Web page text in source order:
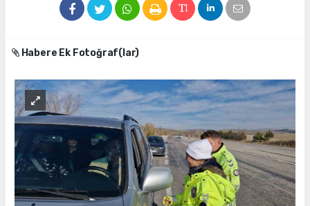
Habere Ek Fotoğraf(lar)